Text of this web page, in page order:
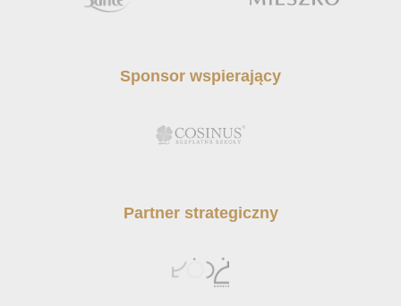
Sponsor wspierający
Partner strategiczny